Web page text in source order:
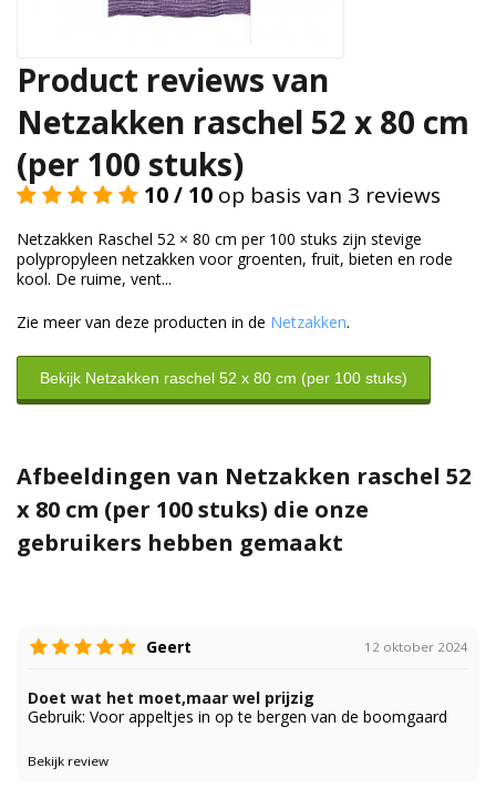
Bedrukte verpakkingen
Product reviews van
Netzakken raschel 52 x 80 cm
(per 100 stuks)
10 / 10 op basis van 3 reviews
Netzakken Raschel 52 × 80 cm per 100 stuks zijn stevige
polypropyleen netzakken voor groenten, fruit, bieten en rode
kool. De ruime, vent...
Zie meer van deze producten in de Netzakken.
Bekijk Netzakken raschel 52 x 80 cm (per 100 stuks)
Afbeeldingen van Netzakken raschel 52
x 80 cm (per 100 stuks) die onze
gebruikers hebben gemaakt
Geert 12 oktober 2024
Doet wat het moet,maar wel prijzig
Gebruik: Voor appeltjes in op te bergen van de boomgaard
Bekijk review